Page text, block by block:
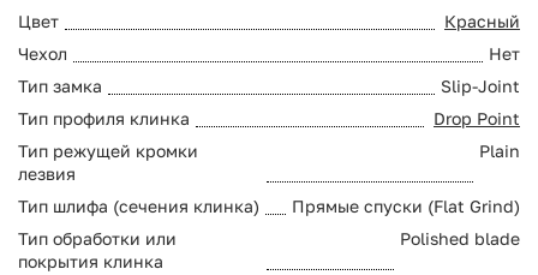
Цвет
Красный
Чехол
Нет
Тип замка
Slip-Joint
Тип профиля клинка
Drop Point
Тип режущей кромки
лезвия
Plain
Тип шлифа (сечения клинка)
Прямые спуски (Flat Grind)
Тип обработки или
покрытия клинка
Polished blade